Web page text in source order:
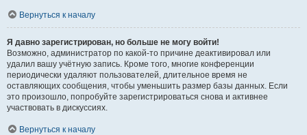
Вернуться к началу
Я давно зарегистрирован, но больше не могу войти!
Возможно, администратор по какой-то причине деактивировал или
удалил вашу учётную запись. Кроме того, многие конференции
периодически удаляют пользователей, длительное время не
оставляющих сообщения, чтобы уменьшить размер базы данных. Если
это произошло, попробуйте зарегистрироваться снова и активнее
участвовать в дискуссиях.
Вернуться к началу